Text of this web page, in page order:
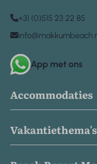
+31 (0)515 23 22 85
App met ons
Accommodaties
Vakantiethema's